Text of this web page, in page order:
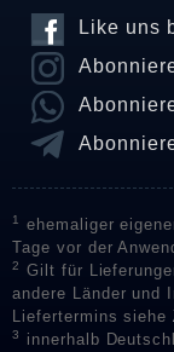
Like uns
1
ehemaliger
Tage vor der
2
Gilt für
andere Länder und
Liefertermins siehe
3 innerhalb